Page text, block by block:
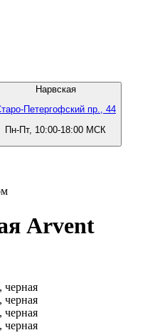
Нарвская
Петергофский пр., 44
Пн-Пт, 10:00-18:00 МСК
Arvent